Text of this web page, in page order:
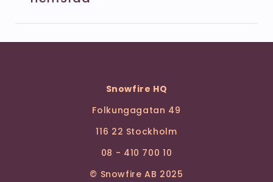
Snowfire HQ
Folkungagatan 49
116 22 Stockholm
08 - 410 700 10
© Snowfire AB 2025